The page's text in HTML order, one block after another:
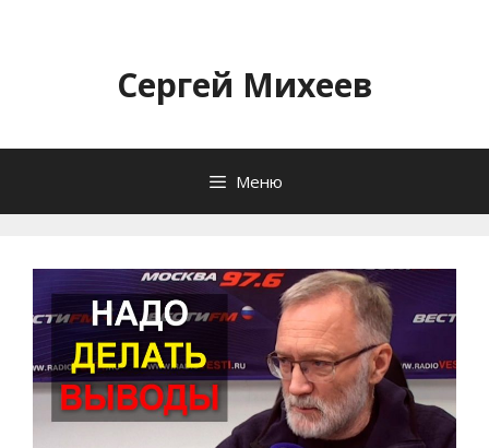
содержимомуСергей Михеев
Меню